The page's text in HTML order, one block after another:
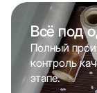
Всё под
Полный
контроль
этапе.